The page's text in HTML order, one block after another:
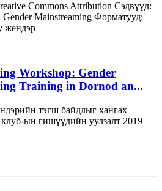
Commons Attribution Сэдвүүд:
Mainstreaming Форматууд:
жендэр
Workshop: Gender
Training in Dornod an...
тэгш байдлыг хангах
ын гишүүдийн уулзалт 2019